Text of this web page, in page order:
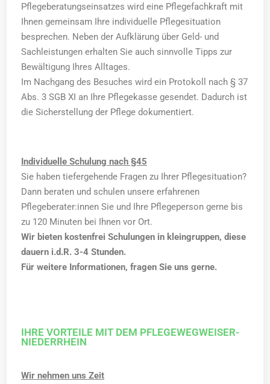
Pflegeberatungseinsatzes wird eine Pflegefachkraft mit
Ihnen gemeinsam Ihre individuelle Pflegesituation
besprechen. Neben der Aufklärung über Geld- und
Sachleistungen erhalten Sie auch sinnvolle Tipps zur
Bewältigung Ihres Alltages.
Im Nachgang des Besuches wird ein Protokoll nach § 37
Abs. 3 SGB XI an Ihre Pflegekasse gesendet. Dadurch ist
die Sicherstellung der Pflege dokumentiert.
Individuelle Schulung nach §45
Sie haben tiefergehende Fragen zu Ihrer Pflegesituation?
Dann beraten und schulen unsere erfahrenen
Pflegeberater:innen Sie und Ihre Pflegeperson gerne bis
zu 120 Minuten bei Ihnen vor Ort.
Wir bieten kostenfrei Schulungen in kleingruppen, diese
dauern i.d.R. 3-4 Stunden.
Für weitere Informationen, fragen Sie uns gerne.
IHRE VORTEILE MIT DEM PFLEGEWEGWEISER-
NIEDERRHEIN
Wir nehmen uns Zeit